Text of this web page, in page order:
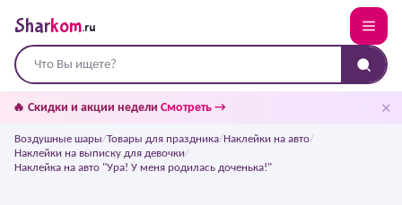
Sharkom.ru
🔥 Скидки и акции недели Смотреть → ✕
Воздушные шары/Товары для праздника/Наклейки на авто/
Наклейки на выписку для девочки/
Наклейка на авто "Ура! У меня родилась доченька!"